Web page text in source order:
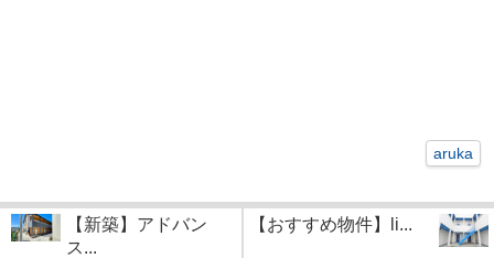
aruka
【新築】アドバン
ス...
【おすすめ物件】li...